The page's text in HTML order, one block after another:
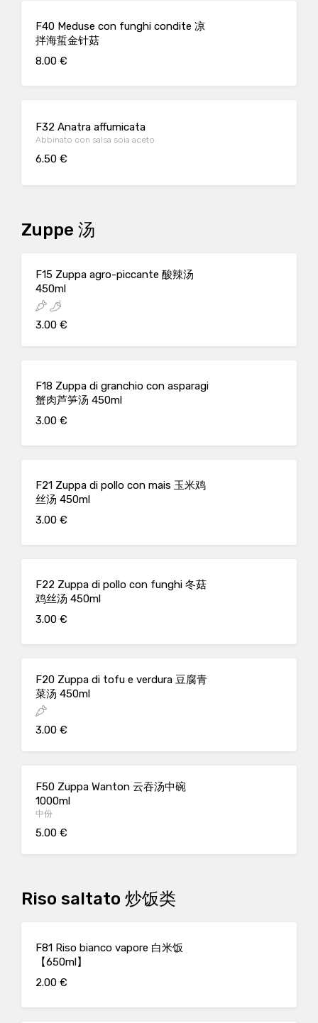
F40 Meduse con funghi condite 凉
拌海蜇金针菇
8.00 €
F32 Anatra affumicata
Abbinato con salsa soia aceto
6.50 €
Zuppe 汤
F15 Zuppa agro-piccante 酸辣汤
450ml
3.00 €
F18 Zuppa di granchio con asparagi
蟹肉芦笋汤 450ml
3.00 €
F21 Zuppa di pollo con mais 玉米鸡
丝汤 450ml
3.00 €
F22 Zuppa di pollo con funghi 冬菇
鸡丝汤 450ml
3.00 €
F20 Zuppa di tofu e verdura 豆腐青
菜汤 450ml
3.00 €
F50 Zuppa Wanton 云吞汤中碗
1000ml
中份
5.00 €
Riso saltato 炒饭类
F81 Riso bianco vapore 白米饭
【650ml】
2.00 €